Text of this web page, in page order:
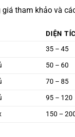
tham khảo và
DIỆN
35 – 45
50 – 60
70 – 85
95 – 120
150 –